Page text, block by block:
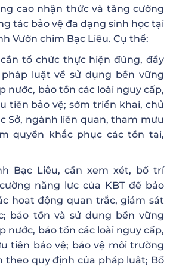
cao nhận thức và tăng cường
tác bảo vệ đa dạng sinh học tại
Vườn chim Bạc Liêu. Cụ thể:
cần tổ chức thực hiện đúng, đầy
luật về sử dụng bền vững
nước, bảo tồn các loài nguy cấp,
tiên bảo vệ; sớm triển khai, chủ
Sở, ngành liên quan, tham mưu
quyền khắc phục các tồn tại,
Bạc Liêu, cần xem xét, bố trí
năng lực của KBT để bảo
hoạt động quan trắc, giám sát
bảo tồn và sử dụng bền vững
nước, bảo tồn các loài nguy cấp,
tiên bảo vệ; bảo vệ môi trường
theo quy định của pháp luật; Bố